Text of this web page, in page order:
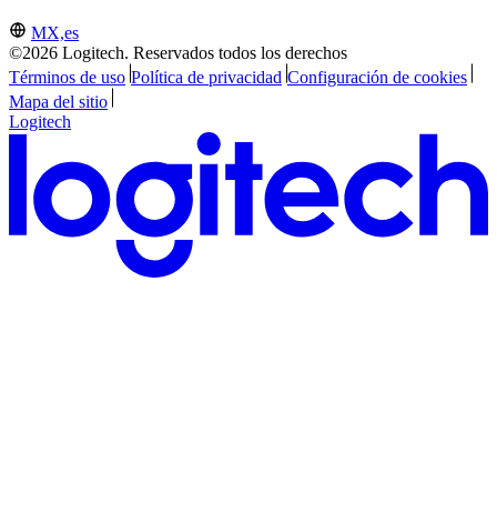
MX,es
©2026 Logitech. Reservados todos los derechos
Términos de uso Política de privacidad Configuración de cookies
Mapa del sitio
Logitech